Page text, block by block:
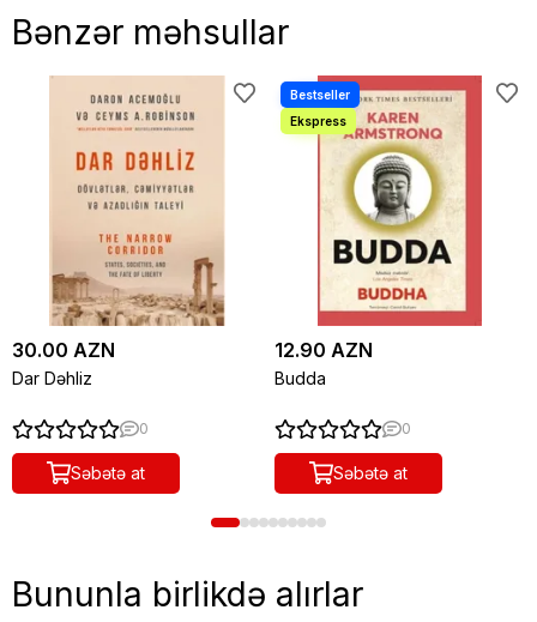
Bənzər məhsullar
30.00 AZN
Dar Dəhliz
0
Səbətə at
12.90 AZN
Budda
0
Səbətə at
Bununla birlikdə alırlar